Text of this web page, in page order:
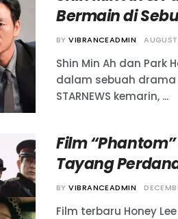
Bermain di
BY VIBRANCEADMIN
Shin Min Ah dan Park
dalam sebuah drama
STARNEWS kemarin, ...
Film
Tayang
BY VIBRANCEADMIN
Film terbaru Honey